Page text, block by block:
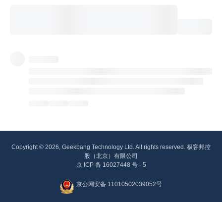
Copyright © 2026, Geekbang Technology Ltd. All rights reserved. 极客邦控
股（北京）有限公司
京 ICP 备 16027448 号 - 5
京公网安备 11010502039052号